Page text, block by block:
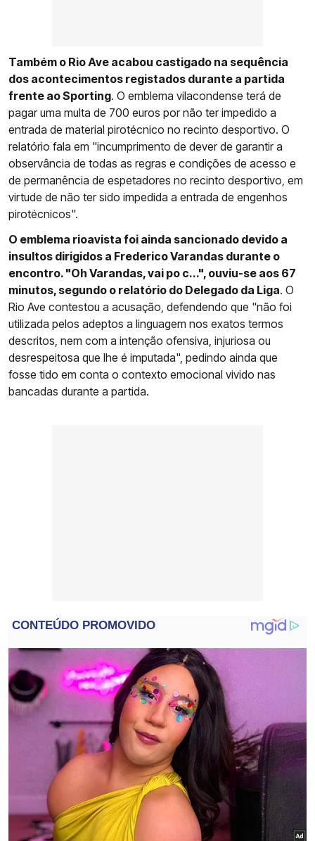
Também o Rio Ave acabou castigado na sequência
dos acontecimentos registados durante a partida
frente ao Sporting. O emblema vilacondense terá de
pagar uma multa de 700 euros por não ter impedido a
entrada de material pirotécnico no recinto desportivo. O
relatório fala em "incumprimento de dever de garantir a
observância de todas as regras e condições de acesso e
de permanência de espetadores no recinto desportivo, em
virtude de não ter sido impedida a entrada de engenhos
pirotécnicos".
O emblema rioavista foi ainda sancionado devido a
insultos dirigidos a Frederico Varandas durante o
encontro. "Oh Varandas, vai po c...", ouviu-se aos 67
minutos, segundo o relatório do Delegado da Liga. O
Rio Ave contestou a acusação, defendendo que "não foi
utilizada pelos adeptos a linguagem nos exatos termos
descritos, nem com a intenção ofensiva, injuriosa ou
desrespeitosa que lhe é imputada", pedindo ainda que
fosse tido em conta o contexto emocional vivido nas
bancadas durante a partida.